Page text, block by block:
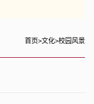
首页>文化>校园风景